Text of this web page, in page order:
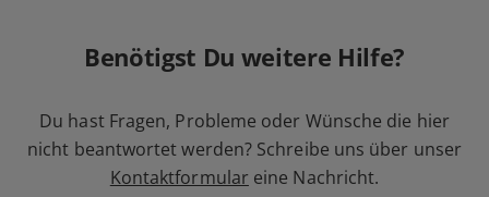
Benötigst Du weitere Hilfe?
Du hast Fragen, Probleme oder Wünsche die hier
nicht beantwortet werden? Schreibe uns über unser
Kontaktformular eine Nachricht.